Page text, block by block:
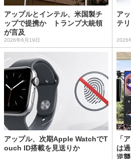
アップルとインテル、米国製チ
ップで提携か トランプ大統領
が言及
2026年6月19日
ア
テ
2026
アップル、次期Apple WatchでT
ouch ID搭載を見送りか
「
は
逆